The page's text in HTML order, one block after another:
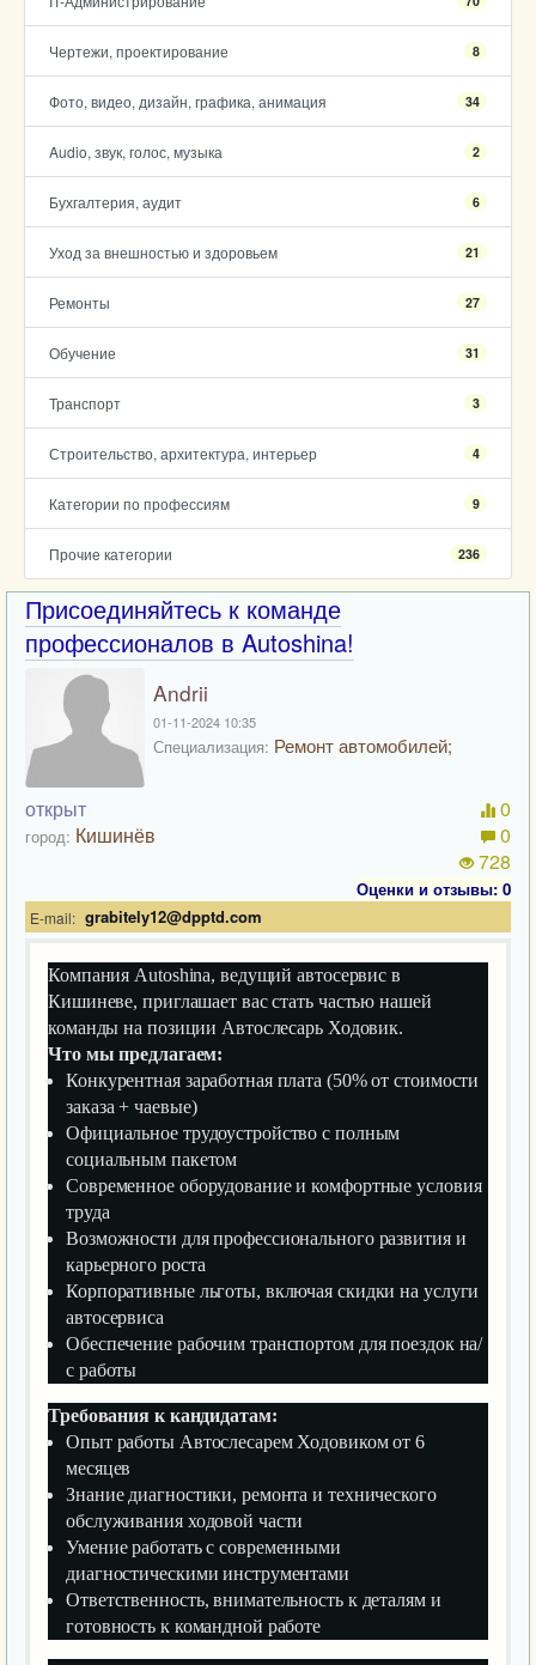
Чертежи, проектирование 8
Фото, видео, дизайн, графика, анимация 34
Audio, звук, голос, музыка 2
Бухгалтерия, аудит 6
Уход за внешностью и здоровьем 21
Ремонты 27
Обучение 31
Транспорт 3
Строительство, архитектура, интерьер 4
Категории по профессиям 9
Прочие категории 236
Присоединяйтесь к команде
профессионалов в Autoshina!
Andrii
01-11-2024 10:35
Специализация: Ремонт автомобилей;
открыт
город: Кишинёв
0
0
728
Оценки и отзывы: 0
E-mail: grabitely12@dpptd.com
Компания Autoshina, ведущий автосервис в
Кишиневе, приглашает вас стать частью нашей
команды на позиции Автослесарь Ходовик.
Что мы предлагаем:
Конкурентная заработная плата (50% от стоимости
заказа + чаевые)
Официальное трудоустройство с полным
социальным пакетом
Современное оборудование и комфортные условия
труда
Возможности для профессионального развития и
карьерного роста
Корпоративные льготы, включая скидки на услуги
автосервиса
Обеспечение рабочим транспортом для поездок на/
с работы
Требования к кандидатам:
Опыт работы Автослесарем Ходовиком от 6
месяцев
Знание диагностики, ремонта и технического
обслуживания ходовой части
Умение работать с современными
диагностическими инструментами
Ответственность, внимательность к деталям и
готовность к командной работе